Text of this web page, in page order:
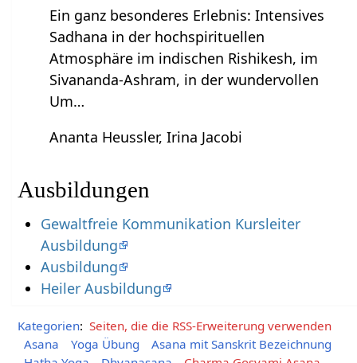
Ein ganz besonderes Erlebnis: Intensives
Sadhana in der hochspirituellen
Atmosphäre im indischen Rishikesh, im
Sivananda-Ashram, in der wundervollen
Um…
Ananta Heussler, Irina Jacobi
Ausbildungen
Gewaltfreie Kommunikation Kursleiter
Ausbildung
Ausbildung
Heiler Ausbildung
Kategorien: Seiten, die die RSS-Erweiterung verwenden
Asana
Yoga Übung
Asana mit Sanskrit Bezeichnung